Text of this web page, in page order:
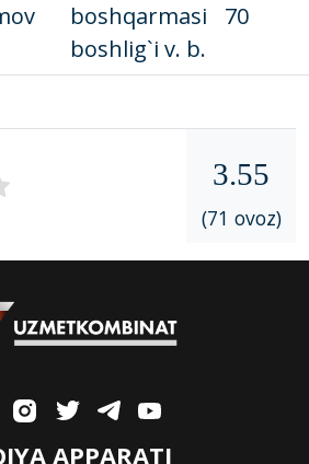
boshqarmasi
boshlig`i v. b.
70
3.55
(71 ovoz)
APPARATI